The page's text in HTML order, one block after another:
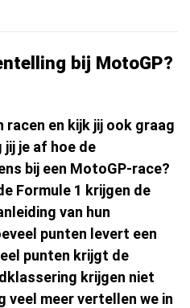
bij MotoGP?
racen en kijk jij ook graag
jij je af hoe de
bij een MotoGP-race?
Formule 1 krijgen de
van hun
punten levert een
punten krijgt de
krijgen niet
veel meer vertellen we in